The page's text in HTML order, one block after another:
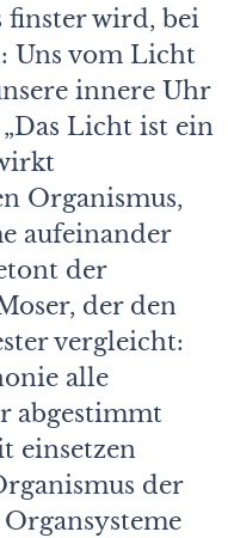
finster wird, bei
Uns vom Licht
innere Uhr
Licht ist ein
Organismus,
aufeinander
der
der den
vergleicht:
alle
abgestimmt
einsetzen
der